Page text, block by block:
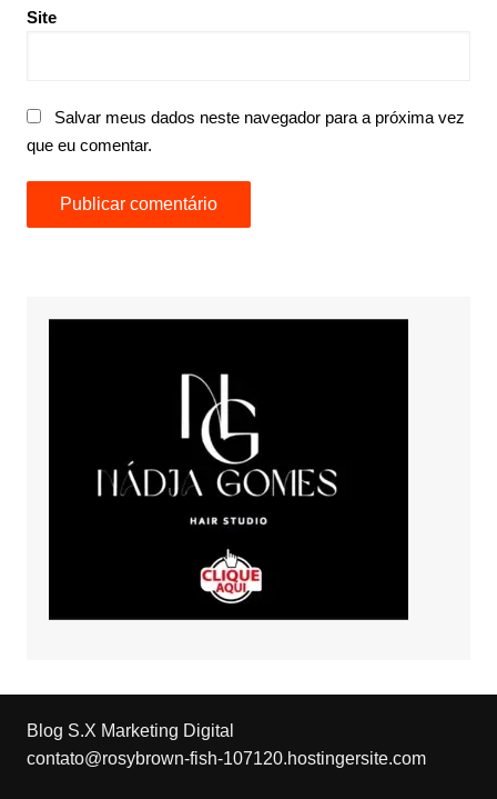
Site
Salvar meus dados neste navegador para a próxima vez
que eu comentar.
Blog S.X Marketing Digital
contato@rosybrown-fish-107120.hostingersite.com